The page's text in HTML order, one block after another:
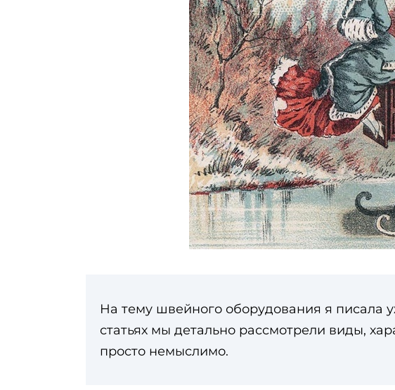
На тему швейного оборудования я писала
статьях мы детально рассмотрели виды,
просто немыслимо.